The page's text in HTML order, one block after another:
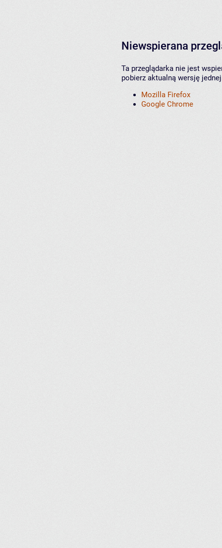
Niewspierana
Ta przeglądarka nie jest
pobierz aktualną wersję
Mozilla Firefox
Google Chrome